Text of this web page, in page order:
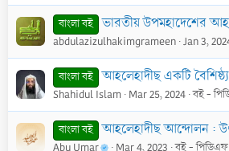
বাংলা বই ভারতীয় উপমহাদেশের
abdulazizulhakimgrameen Jan 3,
বাংলা বই আহলেহাদীছ একটি
Shahidul Islam Mar 25, 2024 বই -
বাংলা বই আহলেহাদীছ আন্দোলন : উৎপত্তি ও
Abu Umar Mar 4, 2023 বই - পিডিএফ